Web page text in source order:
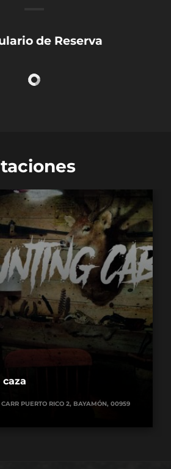
de Reserva
caza
CARR PUERTO RICO 2, BAYAMÓN, 00959